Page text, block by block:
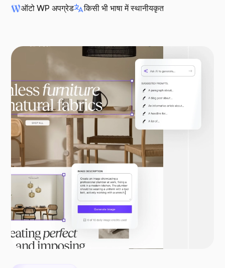
ऑटो WP अपग्रेड किसी भी भाषा में स्थानीयकृत